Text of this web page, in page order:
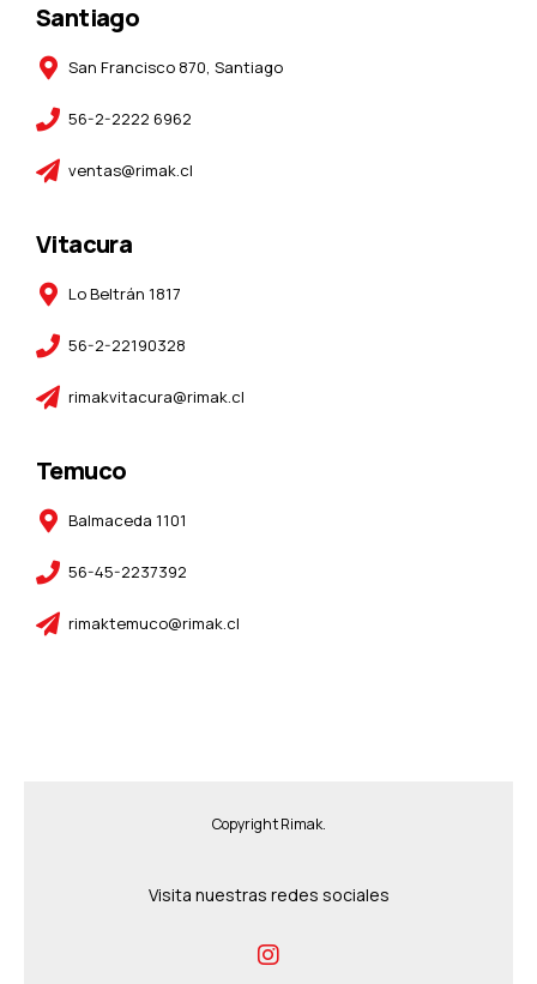
Santiago
San Francisco 870, Santiago
56-2-2222 6962
ventas@rimak.cl
Vitacura
Lo Beltrán 1817
56-2-22190328
rimakvitacura@rimak.cl
Temuco
Balmaceda 1101
56-45-2237392
rimaktemuco@rimak.cl
Copyright Rimak.
Visita nuestras redes sociales